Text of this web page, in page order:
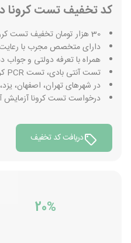
کد تخفیف تست کرونا
30 هزار تومان تخفیف تست کروتا آزمایش آنلاین
دارای متخصص مجرب با
همراه با تعرفه دولتی و جواب دهی
تست آنتی بادی، تست PCR کرونا و تست کرونا قبل از پرواز
در شهرهای تهران، اصفهان،
درخواست تست کرونا آزمایش
دریافت کد تخفیف
20%